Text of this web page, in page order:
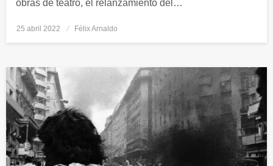
obras de teatro, el relanzamiento del…
Publicado
25 abril 2022 Félix Arnaldo